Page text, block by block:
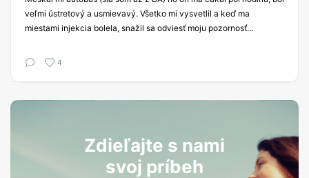
veľmi ústretový a usmievavý. Všetko mi vysvetlil a keď ma
miestami injekcia bolela, snažil sa odviesť moju pozornosť...
4
Zdieľajte s nami
svoj príbeh